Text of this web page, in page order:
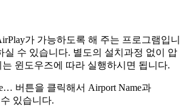
가 가능하도록 해 주는 프로그램입니
실 수 있습니다. 별도의 설치과정 없이 압
윈도우즈에 따라 실행하시면 됩니다.
버튼을 클릭해서 Airport Name과
있습니다.